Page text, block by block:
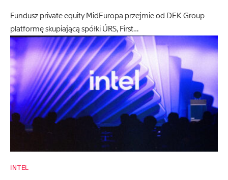
Fundusz private equity MidEuropa przejmie od DEK Group
platformę skupiającą spółki ÚRS, First…
INTEL